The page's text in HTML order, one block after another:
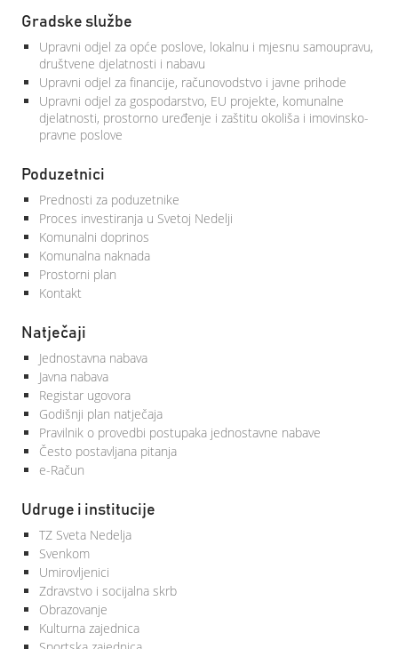
Gradske službe
Upravni odjel za opće poslove, lokalnu i mjesnu samoupravu,
društvene djelatnosti i nabavu
Upravni odjel za financije, računovodstvo i javne prihode
Upravni odjel za gospodarstvo, EU projekte, komunalne
djelatnosti, prostorno uređenje i zaštitu okoliša i imovinsko-
pravne poslove
Poduzetnici
Prednosti za poduzetnike
Proces investiranja u Svetoj Nedelji
Komunalni doprinos
Komunalna naknada
Prostorni plan
Kontakt
Natječaji
Jednostavna nabava
Javna nabava
Registar ugovora
Godišnji plan natječaja
Pravilnik o provedbi postupaka jednostavne nabave
Često postavljana pitanja
e-Račun
Udruge i institucije
TZ Sveta Nedelja
Svenkom
Umirovljenici
Zdravstvo i socijalna skrb
Obrazovanje
Kulturna zajednica